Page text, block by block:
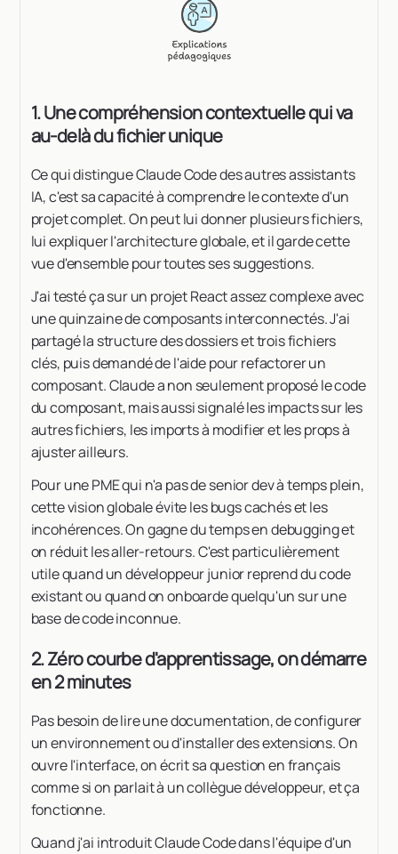
1. Une compréhension contextuelle qui va
au-delà du fichier unique
Ce qui distingue Claude Code des autres assistants
IA, c'est sa capacité à comprendre le contexte d'un
projet complet. On peut lui donner plusieurs fichiers,
lui expliquer l'architecture globale, et il garde cette
vue d'ensemble pour toutes ses suggestions.
J'ai testé ça sur un projet React assez complexe avec
une quinzaine de composants interconnectés. J'ai
partagé la structure des dossiers et trois fichiers
clés, puis demandé de l'aide pour refactorer un
composant. Claude a non seulement proposé le code
du composant, mais aussi signalé les impacts sur les
autres fichiers, les imports à modifier et les props à
ajuster ailleurs.
Pour une PME qui n'a pas de senior dev à temps plein,
cette vision globale évite les bugs cachés et les
incohérences. On gagne du temps en debugging et
on réduit les aller-retours. C'est particulièrement
utile quand un développeur junior reprend du code
existant ou quand on onboarde quelqu'un sur une
base de code inconnue.
2. Zéro courbe d'apprentissage, on démarre
en 2 minutes
Pas besoin de lire une documentation, de configurer
un environnement ou d'installer des extensions. On
ouvre l'interface, on écrit sa question en français
comme si on parlait à un collègue développeur, et ça
fonctionne.
Quand j'ai introduit Claude Code dans l'équipe d'un